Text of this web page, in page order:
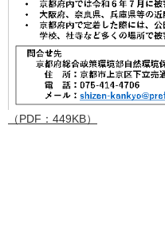
（PDF：449KB）